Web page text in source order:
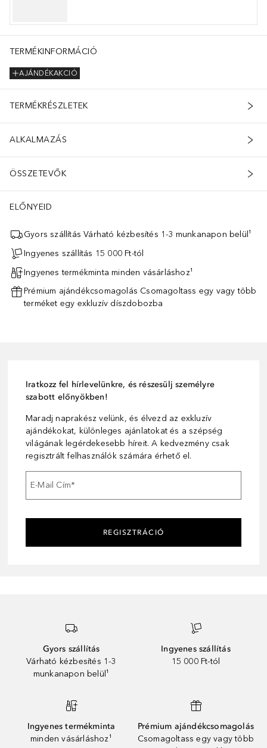
TERMÉKINFORMÁCIÓ
AJÁNDÉKAKCIÓ
TERMÉKRÉSZLETEK
ALKALMAZÁS
ÖSSZETEVŐK
ELŐNYEID
Gyors szállítás Várható kézbesítés 1-3 munkanapon belül¹
Ingyenes szállítás 15 000 Ft-tól
Ingyenes termékminta minden vásárláshoz¹
Prémium ajándékcsomagolás Csomagoltass egy vagy több
terméket egy exkluzív díszdobozba
Iratkozz fel hírlevelünkre, és részesülj személyre
szabott előnyökben!
Maradj naprakész velünk, és élvezd az exkluzív
ajándékokat, különleges ajánlatokat és a szépség
világának legérdekesebb híreit. A kedvezmény csak
regisztrált felhasználók számára érhető el.
E-Mail Cím*
REGISZTRÁCIÓ
Gyors szállítás
Várható kézbesítés 1-3
munkanapon belül¹
Ingyenes szállítás
15 000 Ft-tól
Ingyenes termékminta
minden vásárláshoz¹
Prémium ajándékcsomagolás
Csomagoltass egy vagy több